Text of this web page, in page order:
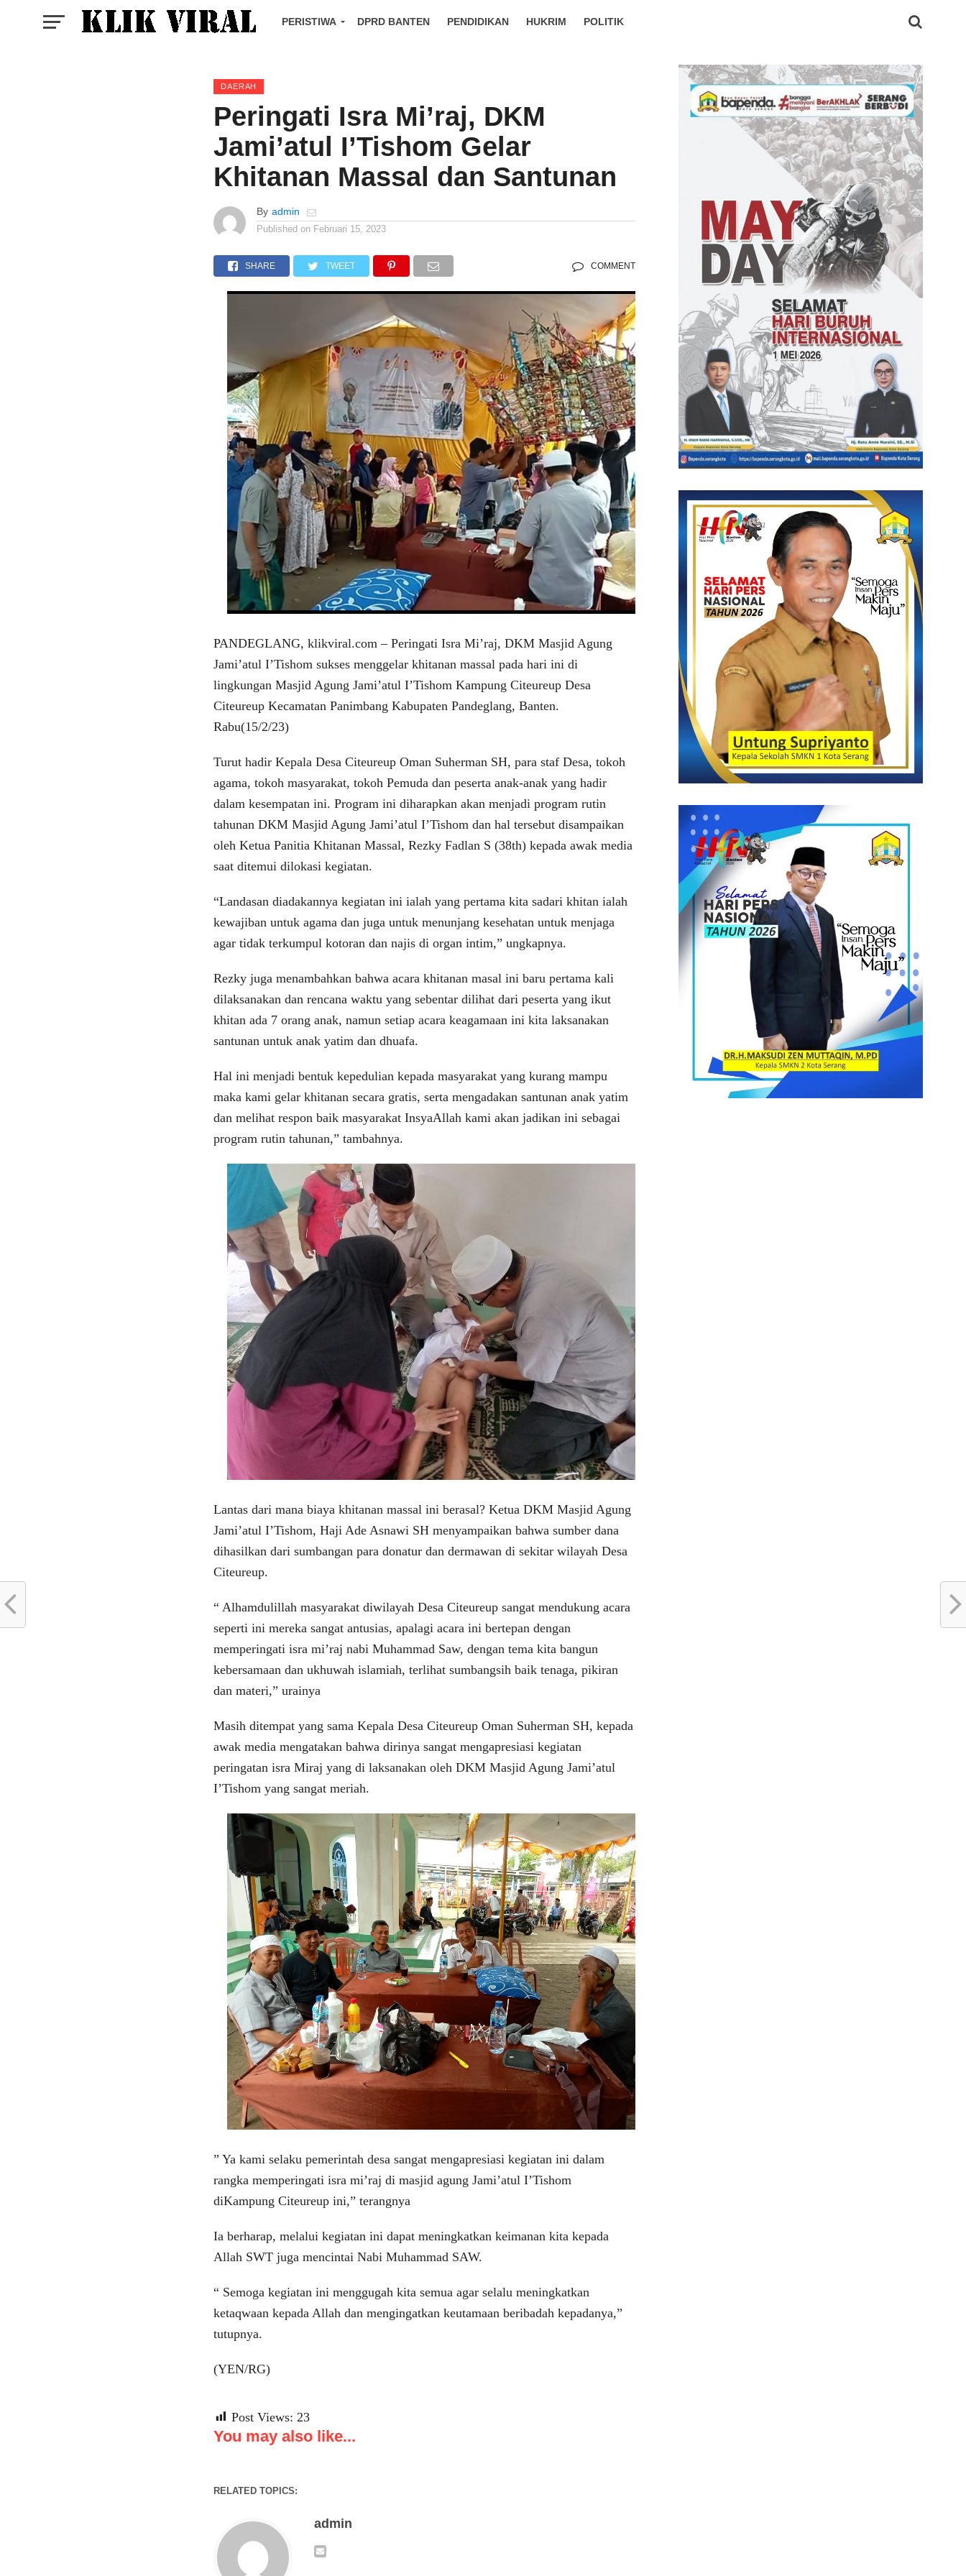
PERISTIWA DPRD BANTEN PENDIDIKAN HUKRIM POLITIK
DAERAH
Peringati Isra Mi’raj, DKM
Jami’atul I’Tishom Gelar
Khitanan Massal dan Santunan
By admin
Published on Februari 15, 2023
SHARE TWEET COMMENT
PANDEGLANG, klikviral.com – Peringati Isra Mi’raj, DKM Masjid Agung
Jami’atul I’Tishom sukses menggelar khitanan massal pada hari ini di
lingkungan Masjid Agung Jami’atul I’Tishom Kampung Citeureup Desa
Citeureup Kecamatan Panimbang Kabupaten Pandeglang, Banten.
Rabu(15/2/23)
Turut hadir Kepala Desa Citeureup Oman Suherman SH, para staf Desa, tokoh
agama, tokoh masyarakat, tokoh Pemuda dan peserta anak-anak yang hadir
dalam kesempatan ini. Program ini diharapkan akan menjadi program rutin
tahunan DKM Masjid Agung Jami’atul I’Tishom dan hal tersebut disampaikan
oleh Ketua Panitia Khitanan Massal, Rezky Fadlan S (38th) kepada awak media
saat ditemui dilokasi kegiatan.
“Landasan diadakannya kegiatan ini ialah yang pertama kita sadari khitan ialah
kewajiban untuk agama dan juga untuk menunjang kesehatan untuk menjaga
agar tidak terkumpul kotoran dan najis di organ intim,” ungkapnya.
Rezky juga menambahkan bahwa acara khitanan masal ini baru pertama kali
dilaksanakan dan rencana waktu yang sebentar dilihat dari peserta yang ikut
khitan ada 7 orang anak, namun setiap acara keagamaan ini kita laksanakan
santunan untuk anak yatim dan dhuafa.
Hal ini menjadi bentuk kepedulian kepada masyarakat yang kurang mampu
maka kami gelar khitanan secara gratis, serta mengadakan santunan anak yatim
dan melihat respon baik masyarakat InsyaAllah kami akan jadikan ini sebagai
program rutin tahunan,” tambahnya.
Lantas dari mana biaya khitanan massal ini berasal? Ketua DKM Masjid Agung
Jami’atul I’Tishom, Haji Ade Asnawi SH menyampaikan bahwa sumber dana
dihasilkan dari sumbangan para donatur dan dermawan di sekitar wilayah Desa
Citeureup.
“ Alhamdulillah masyarakat diwilayah Desa Citeureup sangat mendukung acara
seperti ini mereka sangat antusias, apalagi acara ini bertepan dengan
memperingati isra mi’raj nabi Muhammad Saw, dengan tema kita bangun
kebersamaan dan ukhuwah islamiah, terlihat sumbangsih baik tenaga, pikiran
dan materi,” urainya
Masih ditempat yang sama Kepala Desa Citeureup Oman Suherman SH, kepada
awak media mengatakan bahwa dirinya sangat mengapresiasi kegiatan
peringatan isra Miraj yang di laksanakan oleh DKM Masjid Agung Jami’atul
I’Tishom yang sangat meriah.
” Ya kami selaku pemerintah desa sangat mengapresiasi kegiatan ini dalam
rangka memperingati isra mi’raj di masjid agung Jami’atul I’Tishom
diKampung Citeureup ini,” terangnya
Ia berharap, melalui kegiatan ini dapat meningkatkan keimanan kita kepada
Allah SWT juga mencintai Nabi Muhammad SAW.
“ Semoga kegiatan ini menggugah kita semua agar selalu meningkatkan
ketaqwaan kepada Allah dan mengingatkan keutamaan beribadah kepadanya,”
tutupnya.
(YEN/RG)
Post Views: 23
You may also like...
RELATED TOPICS:
admin